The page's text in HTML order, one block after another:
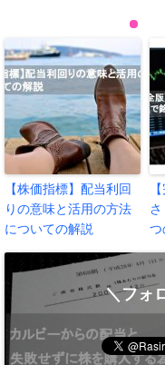
【株価指標】配当利回
りの意味と活用の方法
についての解説
つ
＼フォ